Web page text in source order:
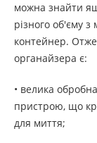
можна знайти
різного об'єму з
контейнер.
органайзера є:
• велика
пристрою, що
для миття;